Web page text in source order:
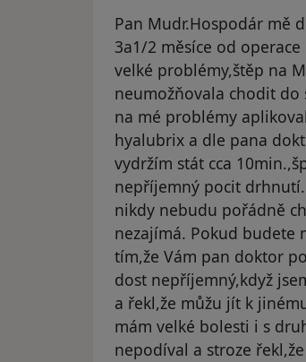
Pan Mudr.Hospodár mě
3a1/2 měsíce od
velké problémy,štěp na
neumožňovala chodit do
na mé problémy
hyalubrix a dle pana
vydržím stát cca
nepříjemný pocit drhnutí.
nikdy nebudu pořádně
nezajímá. Pokud budete
tím,že Vám pan doktor
dost nepříjemný,když
a řekl,že můžu jít k
mám velké bolesti i s
nepodíval a stroze